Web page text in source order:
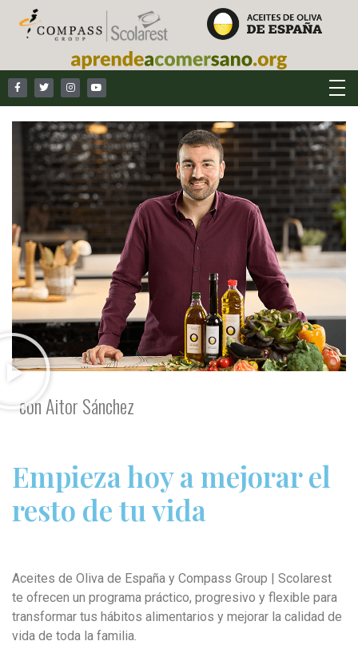
con Aitor Sánchez
Empieza hoy a mejorar el
resto de tu vida
Aceites de Oliva de España y Compass Group | Scolarest
te ofrecen un programa práctico, progresivo y flexible para
transformar tus hábitos alimentarios y mejorar la calidad de
vida de toda la familia.